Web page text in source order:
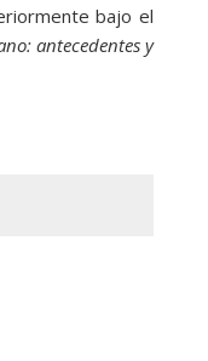
bajo el
antecedentes y